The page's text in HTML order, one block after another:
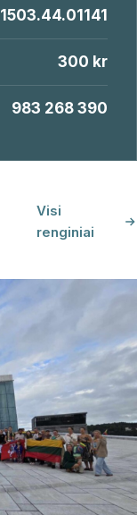
1503.44.01141
300 kr
983 268 390
Visi
renginiai